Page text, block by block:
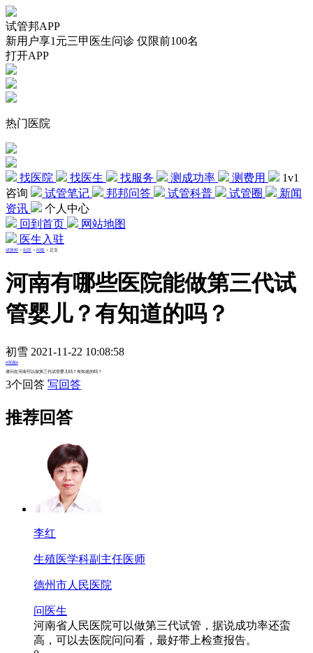
试管邦APP
新用户享1元三甲医生问诊 仅限前100名
打开APP
热门医院
找医院 找医生 找服务 测成功率 测费用
1v1
咨询
试管笔记 邦邦问答 试管科普 试管圈
新闻
资讯
个人中心
回到首页
网站地图
医生入驻
试管邦 > 社区 > 问答 > 正文
河南有哪些医院能做第三代试
管婴儿？有知道的吗？
初雪 2021-11-22 10:08:58
#河南#
请问在河南可以做第三代试管婴儿吗？有知道的吗？
3个回答 写回答
推荐回答
李红
生殖医学科副主任医师
德州市人民医院
问医生
河南省人民医院可以做第三代试管，据说成功率还蛮
高，可以去医院问问看，最好带上检查报告。